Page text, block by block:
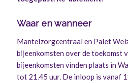
Waar en wanneer
Mantelzorgcentraal en Palet
bijeenkomsten over de toekomst
bijeenkomsten vinden plaats in
tot 21.45 uur. De inloop is vanaf